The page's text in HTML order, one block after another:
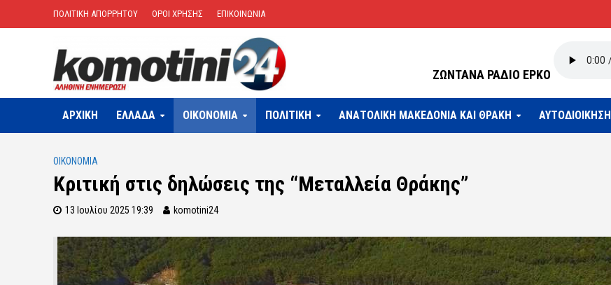
ΠΟΛΙΤΙΚΗ ΑΠΟΡΡΗΤΟΥ ΟΡΟΙ ΧΡΗΣΗΣ ΕΠΙΚΟΙΝΩΝΙΑ
ΖΩΝΤΑΝΑ ΡΑΔΙΟ ΕΡΚΟ
ΑΡΧΙΚΗ ΕΛΛΑΔΑ OIKONOMIA ΠΟΛΙΤΙΚΗ ΑΝΑΤΟΛΙΚΗ ΜΑΚΕΔΟΝΙΑ ΚΑΙ ΘΡΑΚΗ ΑΥΤΟΔΙΟΙΚΗΣΗ
OIKONOMIA
Κριτική στις δηλώσεις της “Μεταλλεία Θράκης”
13 Ιουλίου 2025 19:39 komotini24